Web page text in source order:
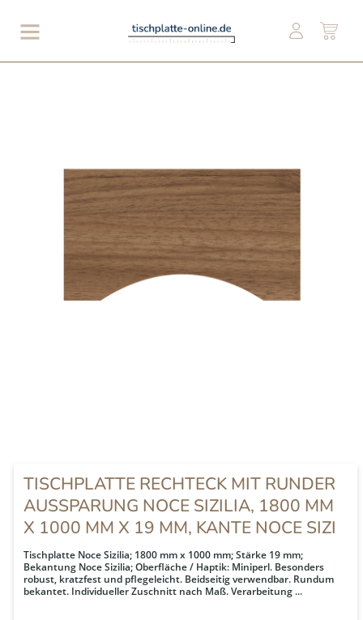
TISCHPLATTE RECHTECK MIT RUNDER
AUSSPARUNG NOCE SIZILIA, 1800 MM
X 1000 MM X 19 MM, KANTE NOCE SIZI
Tischplatte Noce Sizilia; 1800 mm x 1000 mm; Stärke 19 mm;
Bekantung Noce Sizilia; Oberfläche / Haptik: Miniperl. Besonders
robust, kratzfest und pflegeleicht. Beidseitig verwendbar. Rundum
bekantet. Individueller Zuschnitt nach Maß. Verarbeitung ...